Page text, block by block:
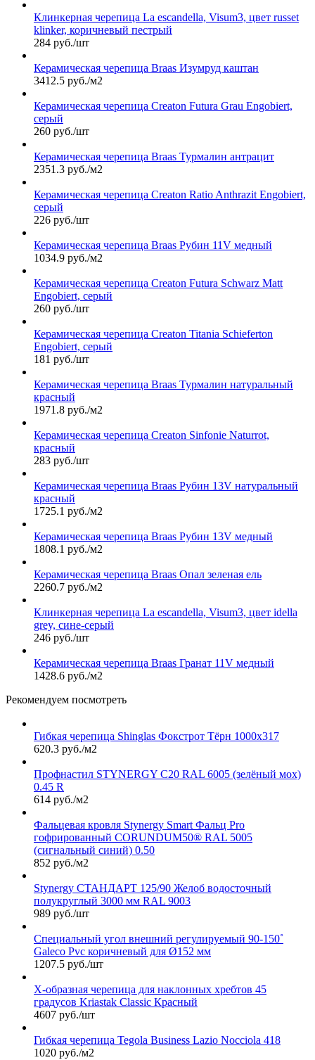
Клинкерная черепица La escandella, Visum3, цвет russet
klinker, коричневый пестрый
284 руб./шт
Керамическая черепица Braas Изумруд каштан
3412.5 руб./м2
Керамическая черепица Сreaton Futura Grau Engobiert,
серый
260 руб./шт
Керамическая черепица Braas Турмалин антрацит
2351.3 руб./м2
Керамическая черепица Сreaton Ratio Anthrazit Engobiert,
серый
226 руб./шт
Керамическая черепица Braas Рубин 11V медный
1034.9 руб./м2
Керамическая черепица Сreaton Futura Schwarz Matt
Engobiert, серый
260 руб./шт
Керамическая черепица Сreaton Titania Schieferton
Engobiert, серый
181 руб./шт
Керамическая черепица Braas Турмалин натуральный
красный
1971.8 руб./м2
Керамическая черепица Сreaton Sinfonie Naturrot,
красный
283 руб./шт
Керамическая черепица Braas Рубин 13V натуральный
красный
1725.1 руб./м2
Керамическая черепица Braas Рубин 13V медный
1808.1 руб./м2
Керамическая черепица Braas Опал зеленая ель
2260.7 руб./м2
Клинкерная черепица La escandella, Visum3, цвет idella
grey, сине-серый
246 руб./шт
Керамическая черепица Braas Гранат 11V медный
1428.6 руб./м2
Рекомендуем посмотреть
Гибкая черепица Shinglas Фокстрот Тёрн 1000х317
620.3 руб./м2
Профнастил STYNERGY С20 RAL 6005 (зелёный мох)
0.45 R
614 руб./м2
Фальцевая кровля Stynergy Smart Фальц Pro
гофрированный CORUNDUM50® RAL 5005
(сигнальный синий) 0.50
852 руб./м2
Stynergy СТАНДАРТ 125/90 Желоб водосточный
полукруглый 3000 мм RAL 9003
989 руб./шт
Специальный угол внешний регулируемый 90-150˚
Galeco Pvc коричневый для Ø152 мм
1207.5 руб./шт
Х-образная черепица для наклонных хребтов 45
градусов Kriastak Classic Красный
4607 руб./шт
Гибкая черепица Tegola Business Lazio Nocciola 418
1020 руб./м2